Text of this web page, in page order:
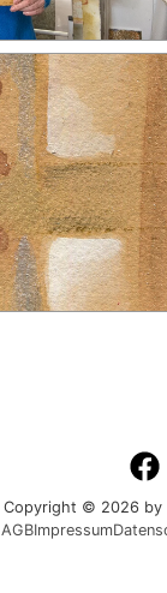
Copyright © 2026 by
AGBImpressum